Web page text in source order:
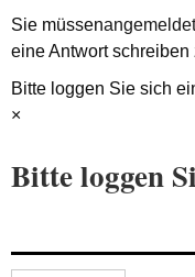
Sie müssenangemeldet
eine Antwort schreiben
Bitte loggen Sie sich
×
Bitte loggen